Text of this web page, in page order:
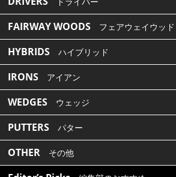
ドライバー
FAIRWAY WOODS フェアウェイウッド
HYBRIDS ハイブリッド
IRONS アイアン
WEDGES ウェッジ
PUTTERS パター
OTHER その他